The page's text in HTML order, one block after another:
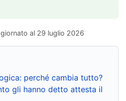
al 29 luglio 2026
perché cambia tutto?
gli hanno detto attesta il